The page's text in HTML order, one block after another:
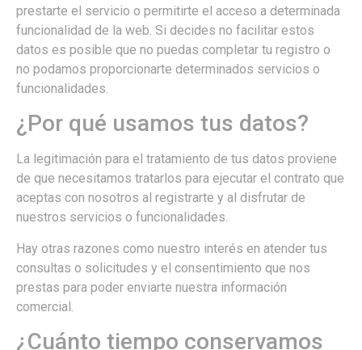
prestarte el servicio o permitirte el acceso a determinada
funcionalidad de la web. Si decides no facilitar estos
datos es posible que no puedas completar tu registro o
no podamos proporcionarte determinados servicios o
funcionalidades.
¿Por qué usamos tus datos?
La legitimación para el tratamiento de tus datos proviene
de que necesitamos tratarlos para ejecutar el contrato que
aceptas con nosotros al registrarte y al disfrutar de
nuestros servicios o funcionalidades.
Hay otras razones como nuestro interés en atender tus
consultas o solicitudes y el consentimiento que nos
prestas para poder enviarte nuestra información
comercial.
¿Cuánto tiempo conservamos